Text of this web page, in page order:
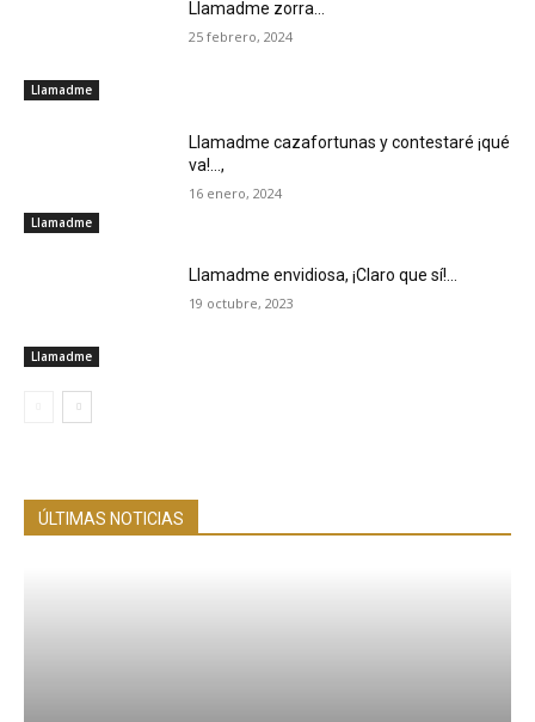
Llamadme
Llamadme zorra…
25 febrero, 2024
Llamadme
Llamadme cazafortunas y contestaré ¡qué
va!…,
16 enero, 2024
Llamadme
Llamadme envidiosa, ¡Claro que sí!…
19 octubre, 2023
ÚLTIMAS NOTICIAS